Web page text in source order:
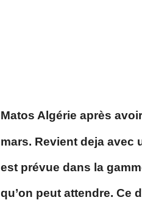
Matos Algérie après
mars. Revient deja avec
est prévue dans la
qu’on peut attendre. Ce